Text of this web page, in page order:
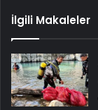
İlgili Makaleler